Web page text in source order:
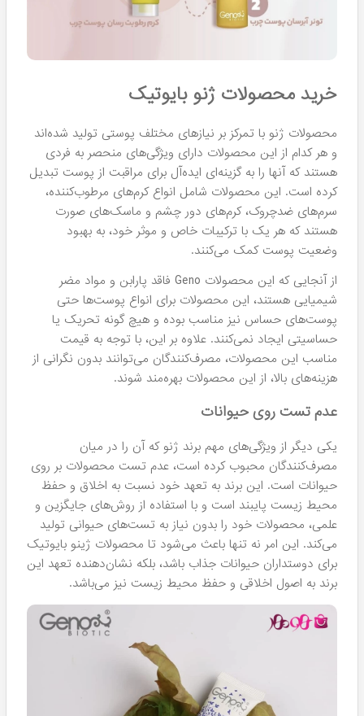
خرید محصولات ژنو بایوتیک
محصولات ژنو با تمرکز بر نیازهای مختلف پوستی تولید شده‌اند
و هر کدام از این محصولات دارای ویژگی‌های منحصر به فردی
هستند که آنها را به گزینه‌ای ایده‌آل برای مراقبت از پوست تبدیل
کرده است. این محصولات شامل انواع کرم‌های مرطوب‌کننده،
سرم‌های ضدچروک، کرم‌های دور چشم و ماسک‌های صورت
هستند که هر یک با ترکیبات خاص و موثر خود، به بهبود
وضعیت پوست کمک می‌کنند.
از آنجایی که این محصولات Geno فاقد پارابن و مواد مضر
شیمیایی هستند، این محصولات برای انواع پوست‌ها حتی
پوست‌های حساس نیز مناسب بوده و هیچ گونه تحریک یا
حساسیتی ایجاد نمی‌کنند. علاوه بر این، با توجه به قیمت
مناسب این محصولات، مصرف‌کنندگان می‌توانند بدون نگرانی از
هزینه‌های بالا، از این محصولات بهره‌مند شوند.
عدم تست روی حیوانات
یکی دیگر از ویژگی‌های مهم برند ژنو که آن را در میان
مصرف‌کنندگان محبوب کرده است، عدم تست محصولات بر روی
حیوانات است. این برند به تعهد خود نسبت به اخلاق و حفظ
محیط زیست پایبند است و با استفاده از روش‌های جایگزین و
علمی، محصولات خود را بدون نیاز به تست‌های حیوانی تولید
می‌کند. این امر نه تنها باعث می‌شود تا محصولات ژینو بایوتیک
برای دوستداران حیوانات جذاب باشد، بلکه نشان‌دهنده تعهد این
برند به اصول اخلاقی و حفظ محیط زیست نیز می‌باشد.